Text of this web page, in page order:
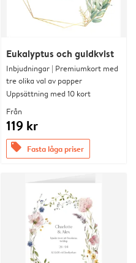
Eukalyptus och guldkvist
Inbjudningar | Premiumkort med
tre olika val av papper
Uppsättning med 10 kort
Från
119 kr
offers Fasta låga priser